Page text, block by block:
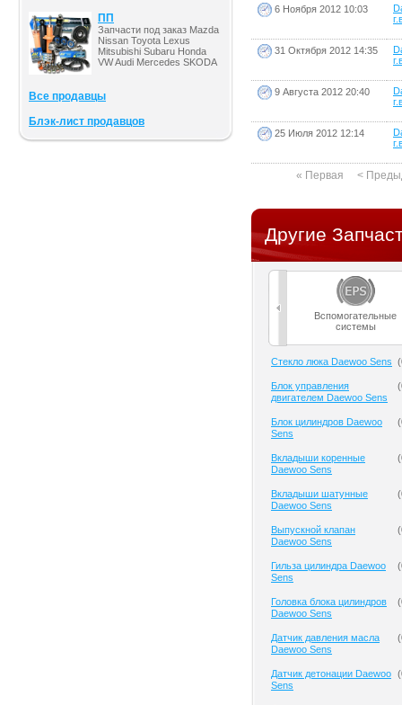
ПП
Запчасти под заказ Mazda
Nissan Toyota Lexus
Mitsubishi Subaru Honda
VW Audi Mercedes SKODA
Все продавцы
Блэк-лист продавцов
6 Ноября 2012 10:03
31 Октября 2012 14:35
9 Августа 2012 20:40
25 Июля 2012 12:14
« Первая <
Другие
Вспомогательные
системы
Cтекло люка Daewoo Sens (
Блок управления
двигателем Daewoo Sens
(
Блок цилиндров Daewoo
Sens
(
Вкладыши коренные
Daewoo Sens
(
Вкладыши шатунные
Daewoo Sens
(
Выпускной клапан
Daewoo Sens
(
Гильза цилиндра Daewoo
Sens
(
Головка блока цилиндров
Daewoo Sens
(
Датчик давления масла
Daewoo Sens
(
Датчик детонации Daewoo
Sens
(